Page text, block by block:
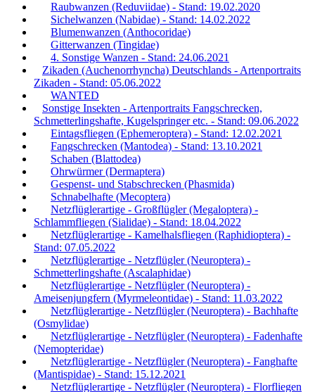
Raubwanzen (Reduviidae) - Stand: 19.02.2020
Sichelwanzen (Nabidae) - Stand: 14.02.2022
Blumenwanzen (Anthocoridae)
Gitterwanzen (Tingidae)
4. Sonstige Wanzen - Stand: 24.06.2021
Zikaden (Auchenorrhyncha) Deutschlands - Artenportraits
Zikaden - Stand: 05.06.2022
WANTED
Sonstige Insekten - Artenportraits Fangschrecken,
Schmetterlingshafte, Kugelspringer etc. - Stand: 09.06.2022
Eintagsfliegen (Ephemeroptera) - Stand: 12.02.2021
Fangschrecken (Mantodea) - Stand: 13.10.2021
Schaben (Blattodea)
Ohrwürmer (Dermaptera)
Gespenst- und Stabschrecken (Phasmida)
Schnabelhafte (Mecoptera)
Netzflüglerartige - Großflügler (Megaloptera) -
Schlammfliegen (Sialidae) - Stand: 18.04.2022
Netzflüglerartige - Kamelhalsfliegen (Raphidioptera) -
Stand: 07.05.2022
Netzflüglerartige - Netzflügler (Neuroptera) -
Schmetterlingshafte (Ascalaphidae)
Netzflüglerartige - Netzflügler (Neuroptera) -
Ameisenjungfern (Myrmeleontidae) - Stand: 11.03.2022
Netzflüglerartige - Netzflügler (Neuroptera) - Bachhafte
(Osmylidae)
Netzflüglerartige - Netzflügler (Neuroptera) - Fadenhafte
(Nemopteridae)
Netzflüglerartige - Netzflügler (Neuroptera) - Fanghafte
(Mantispidae) - Stand: 15.12.2021
Netzflüglerartige - Netzflügler (Neuroptera) - Florfliegen